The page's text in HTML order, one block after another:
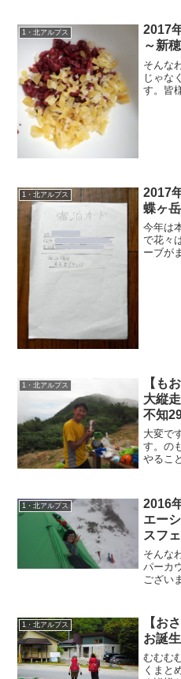
1・北アルプス
2017
～新
そんな
じゃな
す。皆
1・北アルプス
2017
蝶ヶ
今年は
で花々
ーブが
1・北アルプス
【も
大縦
不知
ムダ
大変で
す。の
やるこ
は、
なくち
し、掃
1・北アルプス
2016
エー
スフ
そんな
パーカ
ござい
刺さ
は腫れ
日、フ
1・北アルプス
【お
お誕
むむむ
くまと